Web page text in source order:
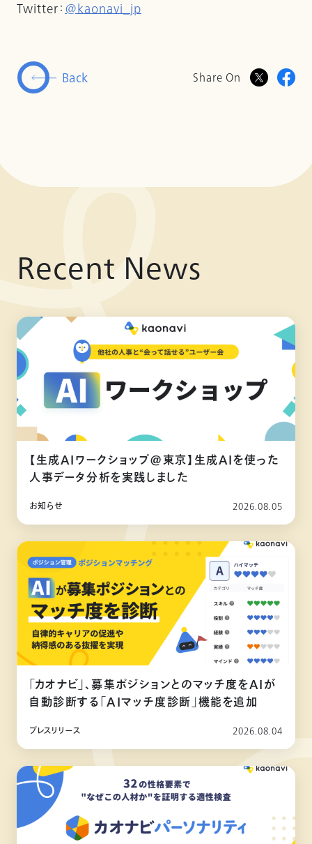
Twitter：@kaonavi_jp
Back Share On
Recent News
【生成AIワークショップ@東京】生成AIを使った
人事データ分析を実践しました
お知らせ 2026.08.05
「カオナビ」、募集ポジションとのマッチ度をAIが
自動診断する「AIマッチ度診断」機能を追加
プレスリリース 2026.08.04